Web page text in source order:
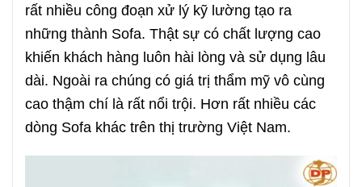
rất nhiều công đoạn xử lý kỹ lường tạo ra
những thành Sofa. Thật sự có chất lượng cao
khiến khách hàng luôn hài lòng và sử dụng lâu
dài. Ngoài ra chúng có giá trị thẩm mỹ vô cùng
cao thậm chí là rất nổi trội. Hơn rất nhiều các
dòng Sofa khác trên thị trường Việt Nam.